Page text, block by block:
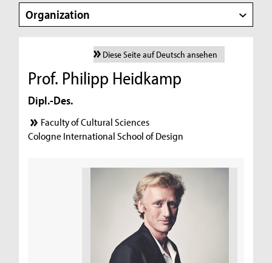
Organization
Diese Seite auf Deutsch ansehen
Prof. Philipp Heidkamp
Dipl.-Des.
Faculty of Cultural Sciences
Cologne International School of Design